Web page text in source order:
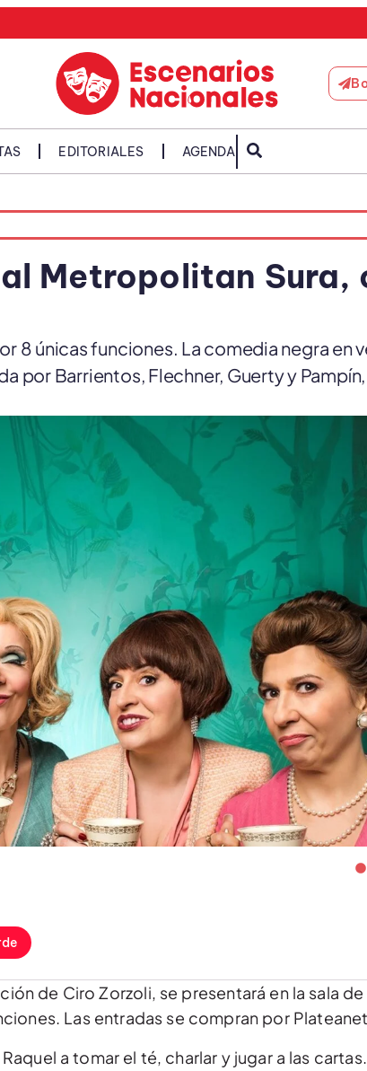
EDITORIALES AGENDA
Metropolitan Sura,
8 únicas funciones. La comedia negra en
por Barrientos, Flechner, Guerty y
de Ciro Zorzoli, se presentará en la sala de
Las entradas se compran por
a tomar el té, charlar y jugar a las